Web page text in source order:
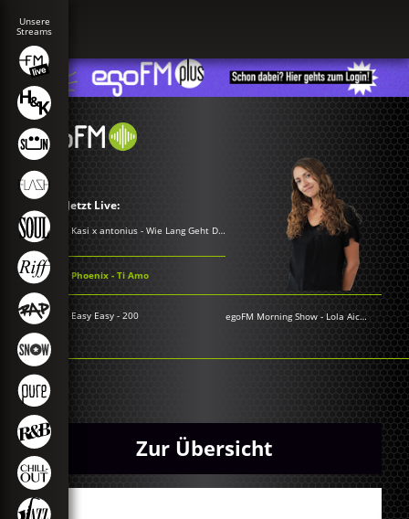
Jetzt Live:
Kasi x antonius - Wie Lang Geht Das noch Gut
Phoenix - Ti Amo
Easy Easy - 200 egoFM Morning Show - Lola Aichner
Zur Übersicht